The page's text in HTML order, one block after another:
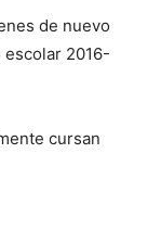
de nuevo
2016-
cursan